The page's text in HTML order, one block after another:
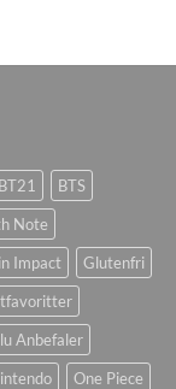
BT21
BTS
Note
Impact
Glutenfri
Anbefaler
One Piece